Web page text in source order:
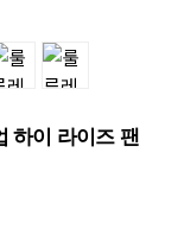
하이 라이즈 팬